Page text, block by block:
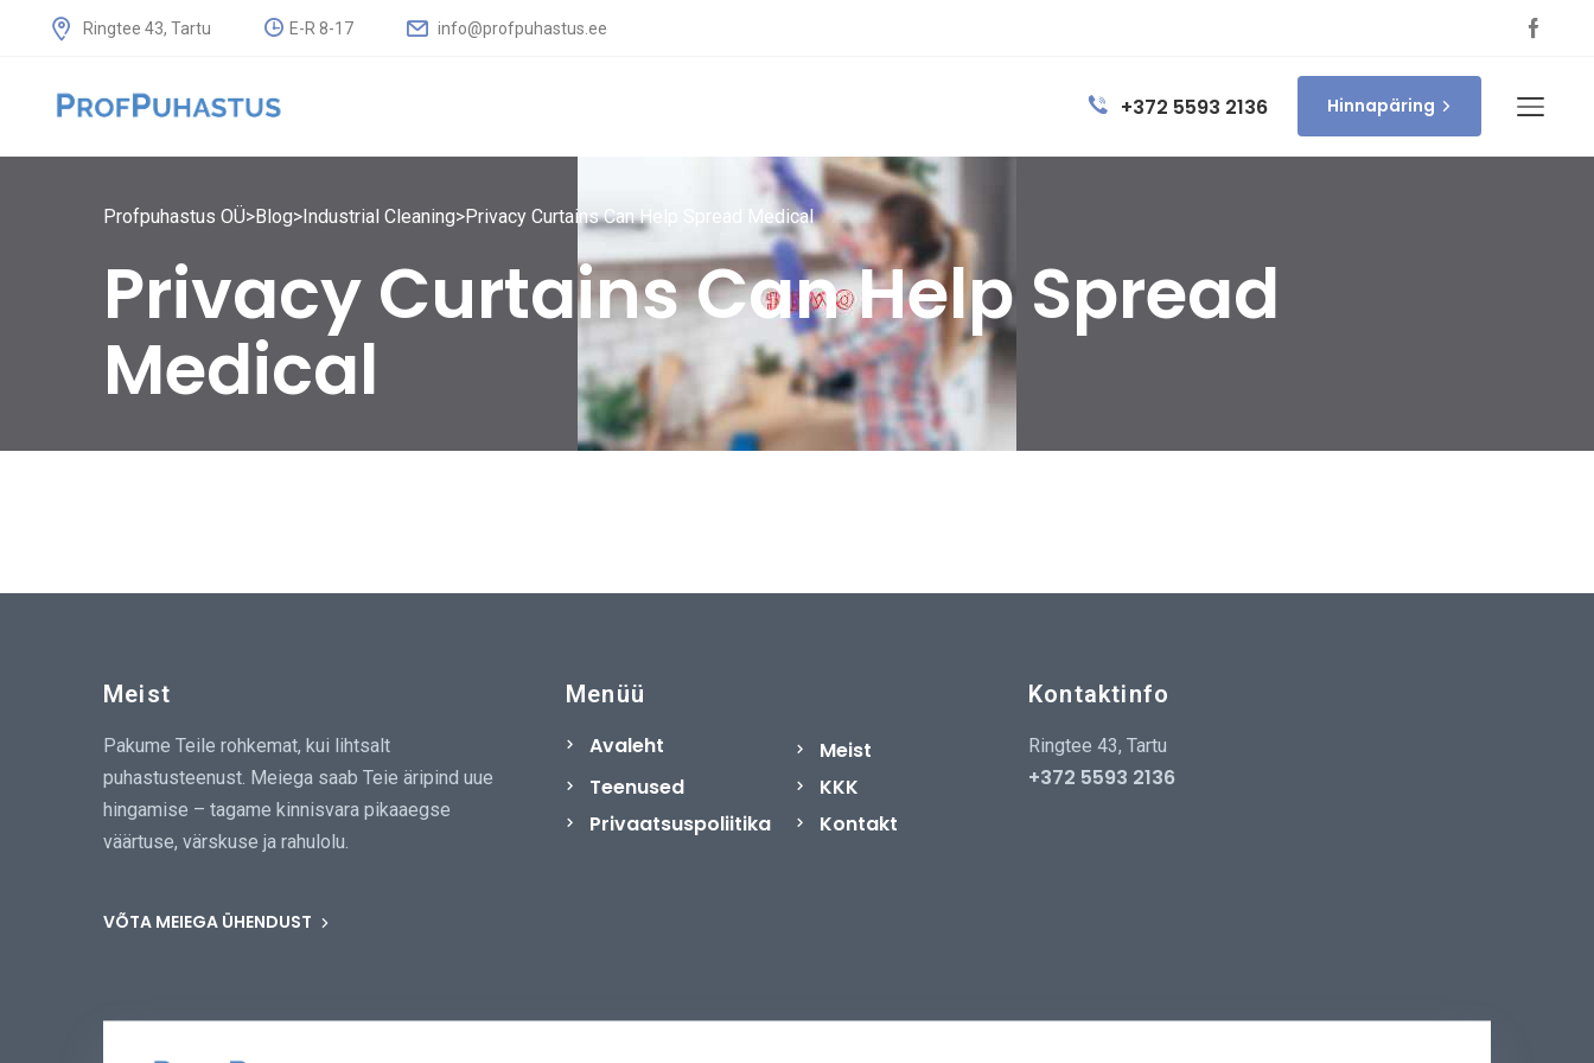
Ringtee 43, Tartu E-R 8-17 info@profpuhastus.ee
+372 5593 2136 Hinnapäring
Profpuhastus OÜ>Blog>Industrial Cleaning>Privacy Curtains Can Help Spread Medical
Privacy Curtains Can Help Spread
Medical
Meist
Pakume Teile rohkemat, kui lihtsalt
puhastusteenust. Meiega saab Teie äripind uue
hingamise – tagame kinnisvara pikaaegse
väärtuse, värskuse ja rahulolu.
VÕTA MEIEGA ÜHENDUST
Menüü
Avaleht
Meist
Teenused
KKK
Privaatsuspoliitika
Kontakt
Kontaktinfo
Ringtee 43, Tartu
+372 5593 2136